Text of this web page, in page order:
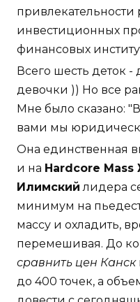
инвестиционных
финансовых
Всего шесть деток
девочки )) Но все
Мне было сказано:
вами мы
Она единственная
и на Hardcore
Илимский лидера
минимум на
массу и охладить,
перемешивая. До
сравнить цен Канск
до 400 точек, а